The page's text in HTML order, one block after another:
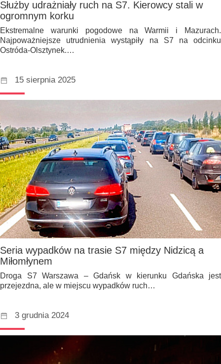
Służby udrażniały ruch na S7. Kierowcy stali w
ogromnym korku
Ekstremalne warunki pogodowe na Warmii i Mazurach.
Najpoważniejsze utrudnienia wystąpiły na S7 na odcinku
Ostróda-Olsztynek.…
15 sierpnia 2025
Seria wypadków na trasie S7 między Nidzicą a
Miłomłynem
Droga S7 Warszawa – Gdańsk w kierunku Gdańska jest
przejezdna, ale w miejscu wypadków ruch…
3 grudnia 2024